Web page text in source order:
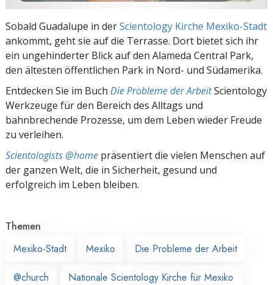
Sobald Guadalupe in derScientology Kirche Mexiko-Stadt
ankommt, geht sie auf die Terrasse. Dort bietet sich ihr
ein ungehinderter Blick auf den Alameda Central Park,
den ältesten öffentlichen Park in Nord- und Südamerika.
Entdecken Sie im Buch Die Probleme der ArbeitScientology
Werkzeuge für den Bereich des Alltags und
bahnbrechende Prozesse, um dem Leben wieder Freude
zu verleihen.
Scientologists @home präsentiert die vielen Menschen auf
der ganzen Welt, die in Sicherheit, gesund und
erfolgreich im Leben bleiben.
Themen
Mexiko-Stadt
Mexiko Die Probleme der Arbeit
@church Nationale Scientology Kirche für Mexiko